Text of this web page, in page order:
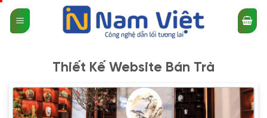
qua
nội
Thiết Kế Website Bán Trà